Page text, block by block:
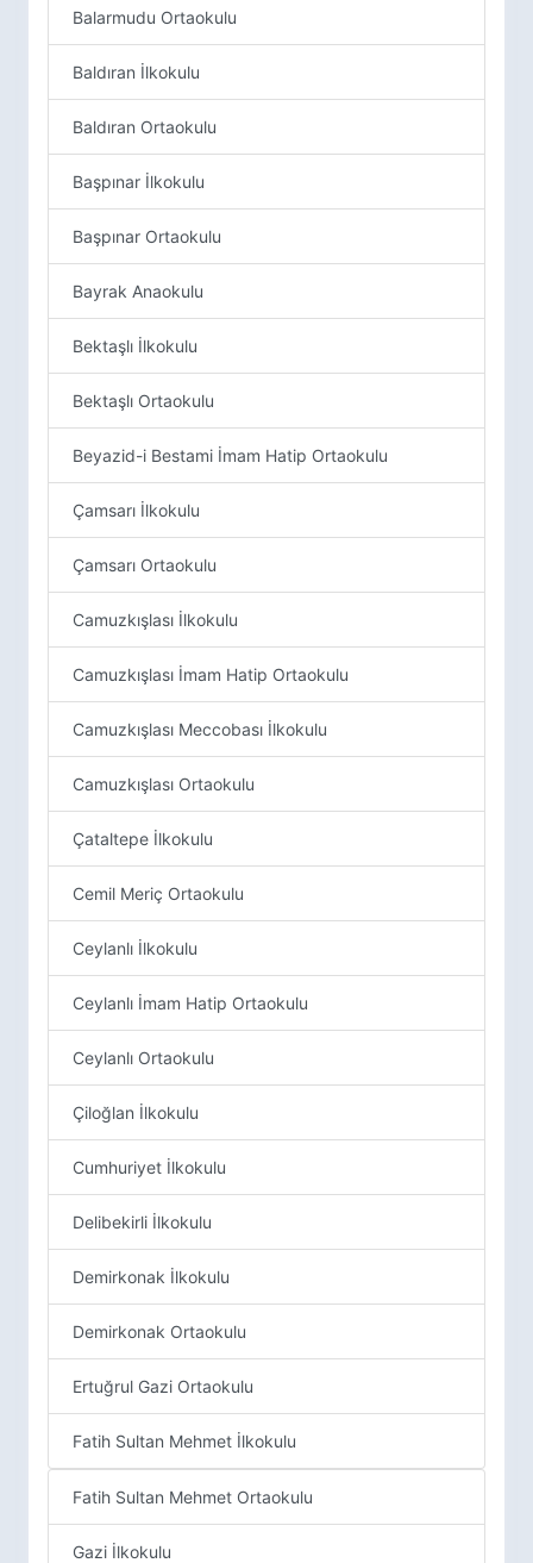
Balarmudu Ortaokulu
Baldıran İlkokulu
Baldıran Ortaokulu
Başpınar İlkokulu
Başpınar Ortaokulu
Bayrak Anaokulu
Bektaşlı İlkokulu
Bektaşlı Ortaokulu
Beyazid-i Bestami İmam Hatip Ortaokulu
Çamsarı İlkokulu
Çamsarı Ortaokulu
Camuzkışlası İlkokulu
Camuzkışlası İmam Hatip Ortaokulu
Camuzkışlası Meccobası İlkokulu
Camuzkışlası Ortaokulu
Çataltepe İlkokulu
Cemil Meriç Ortaokulu
Ceylanlı İlkokulu
Ceylanlı İmam Hatip Ortaokulu
Ceylanlı Ortaokulu
Çiloğlan İlkokulu
Cumhuriyet İlkokulu
Delibekirli İlkokulu
Demirkonak İlkokulu
Demirkonak Ortaokulu
Ertuğrul Gazi Ortaokulu
Fatih Sultan Mehmet İlkokulu
Fatih Sultan Mehmet Ortaokulu
Gazi İlkokulu